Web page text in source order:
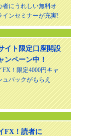
者にうれしい無料オ
インセミナーが充実!
イト限定口座開設
ンペーン中！
FX！限定4000円キャ
ュバックがもらえ
FX！読者に